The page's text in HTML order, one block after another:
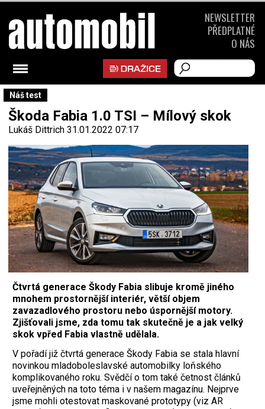
Náš test
Škoda Fabia 1.0 TSI – Mílový skok
Lukáš Dittrich 31.01.2022 07:17
Čtvrtá generace Škody Fabia slibuje kromě jiného
mnohem prostornější interiér, větší objem
zavazadlového prostoru nebo úspornější motory.
Zjišťovali jsme, zda tomu tak skutečně je a jak velký
skok vpřed Fabia vlastně udělala.
V pořadí již čtvrtá generace Škody Fabia se stala hlavní
novinkou mladoboleslavské automobilky loňského
komplikovaného roku. Svědčí o tom také četnost článků
uveřejněných na toto téma i v našem magazínu. Nejprve
jsme mohli otestovat maskované prototypy (viz AR
NEWSLETTER
PŘEDPLATNÉ
O NÁS